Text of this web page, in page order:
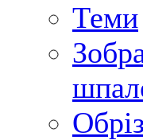
Теми